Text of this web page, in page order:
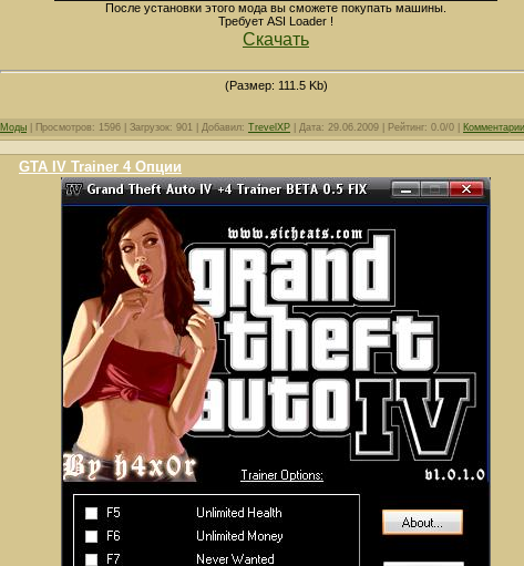
После установки этого мода вы сможете покупать машины.
Требует ASI Loader !
Скачать
(Размер: 111.5 Kb)
Моды | Просмотров: 1596 | Загрузок: 901 | Добавил: TrevelXP | Дата: 29.06.2009 | Рейтинг: 0.0/0 |
GTA IV Trainer 4 Опции